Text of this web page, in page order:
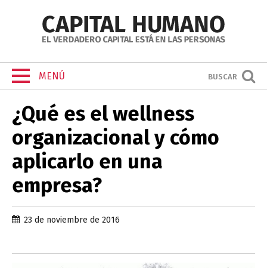
MENÚ BUSCAR
¿Qué es el wellness
organizacional y cómo
aplicarlo en una
empresa?
23 de noviembre de 2016